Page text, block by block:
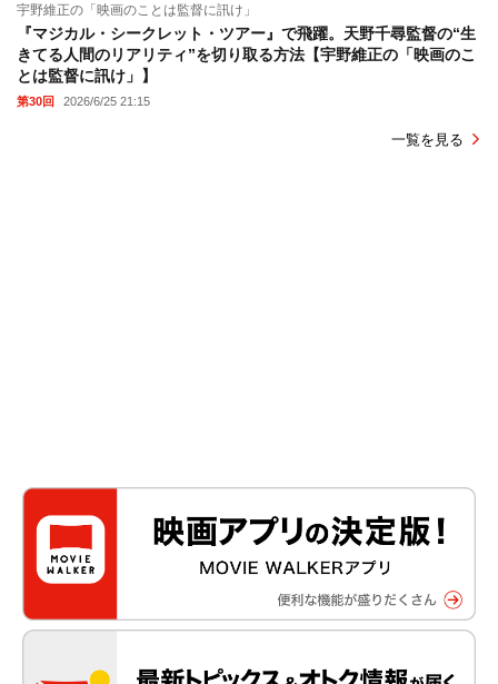
宇野維正の「映画のことは監督に訊け」
『マジカル・シークレット・ツアー』で飛躍。天野千尋監督の“生
きてる人間のリアリティ”を切り取る方法【宇野維正の「映画のこ
とは監督に訊け」】
第30回 2026/6/25 21:15
一覧を見る